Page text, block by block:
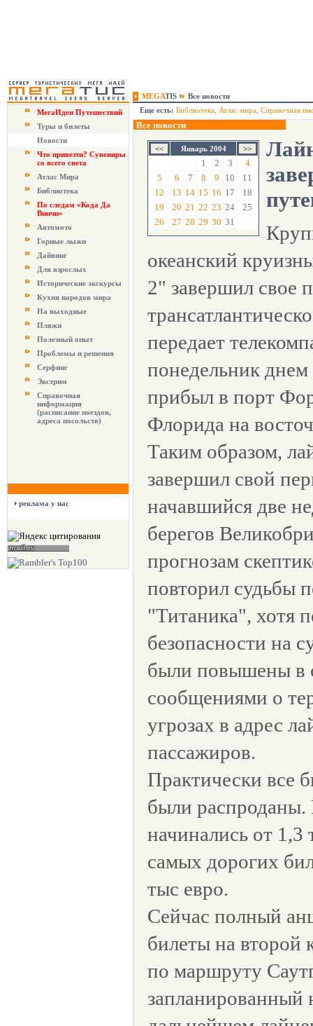
MEGATIS
Все новости
МегаИдеи Путешествий
Туры и билеты
Новости
Что привезти? Сувениры
со всего света
Атлас Мира
Библиотека
По следам «Кода Да
Винчи»
Автомото
Горные лыжи
Дайвинг
Для взрослых
Исторические экскурсы
Кухня народов мира
На выходные
Пляжи
Полезный опыт
Проблемы и решения
Серфинг
Экстрим
Справочная
информация
(расписание поездов,
адреса посольств)
реклама у нас
Еще есть: Библиотека Атлас мира Справочная
Все новости
Январь 2004
1 2 3
4
5
6 7 8 9 10
11
12
13 14 15 16 17
18
19
20 21 22 23 24
25
26
27 28 29 30 31
океанский
2" завершил свое
передает
понедельник днем
прибыл в порт
Флорида на
Таким образом,
завершил свой
начавшийся две
берегов
прогнозам
повторил судьбы
"Титаника", хотя
безопасности на
были повышены в
сообщениями о
угрозах в адрес
пассажиров.
Практически все
были
начинались от 1,3
самых дорогих
тыс евро.
Сейчас полный
билеты на
по маршруту
запланированный